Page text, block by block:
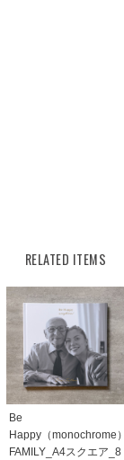
RELATED ITEMS
Be
Happy（monochrome
FAMILY_A4スクエア_8